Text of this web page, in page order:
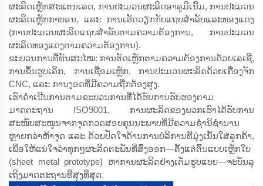
ຜະລິດເຫຼັກສະແຕນເລດ, ການປະມວນຜະລິດອາລູມີເນີ້ມ, ການປະມວນ
ຜະລິດເຫຼັກກາບອນ, ແລະ ການເຮັດວຽກກັບແຖບສຳລັບແລະທອງແດງ
(ການປະມວນຜະລິດແຖບສຳລັບຕາມຄວາມຕ້ອງການ, ການປະມວນ
ຜະລິດທອງແດງຕາມຄວາມຕ້ອງການ).
ຂະບວນການທີ່ທັນສະໄໝ: ການຕັດເຫຼັກຕາມຄວາມຕ້ອງການດ້ວຍເລເຊີ,
ການຂຶ້ນຮູບເລິກ, ການເຊື່ອມເຫຼັກ, ການປະມວນຜະລິດດ້ວຍເຄື່ອງຈັກ
CNC, ແລະ ການງອດທີ່ມີຄວາມຖືກຕ້ອງສູງ.
ເຮົາດຳເນີນການຕາມຂະບວນການທີ່ໄດ້ຮັບການຮັບຮອງຕາມ
ມາດຕະຖານ ISO9001, ການຜະລິດຂອງພວກເຮົາໄດ້ຮັບການ
ສະໜັບສະໜູນຈາກຈຸດກວດສອບຄຸນນະພາບທີ່ມີຄວາມຊຳນິຊຳນານ
ຫຼາຍກວ່າຫ້າຈຸດ ແລະ ດ້ວຍປັດໃຈດ້ານການບໍລິການທີ່ມຸ່ງເນັ້ນໃສ່ລູກຄ້າ,
ເພື່ອໃຫ້ແນ່ໃຈວ່າທຸກໆຜະລິດຕະພັນທີ່ສົ່ງອອກ—ຕັ້ງແຕ່ຕົ້ນແບບເຫຼັກໃບ
(sheet metal prototype) ຫາການຜະລິດຢ່າງເຕັມຮູບແບບ—ຈະບັນລຸ
ເຖິງມາດຕະຖານທີ່ສູງທີ່ສຸດ.